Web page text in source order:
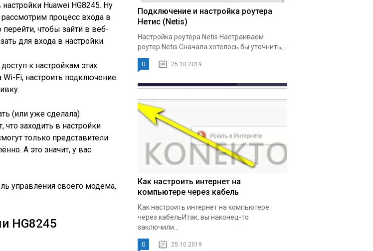
Huawei HG8245. Ну
процесс входа в
чтобы зайти в веб-
для входа в настройки.
к настройкам этих
Fi, настроить подключение
(или уже сделала)
заходить в настройки
только представители
А это значит, у вас
управления своего модема,
HG8245
Подключение и настройка роутера
Нетис (Netis)
Настройка роутера Netis Настраиваем
роутер Netis Сначала хотелось бы уточнить,...
0 25.10.2019
Как настроить интернет на
компьютере через кабель
Как настроить интернет на компьютере
через кабельИтак, вы наконец-то
заключили...
0 25.10.2019